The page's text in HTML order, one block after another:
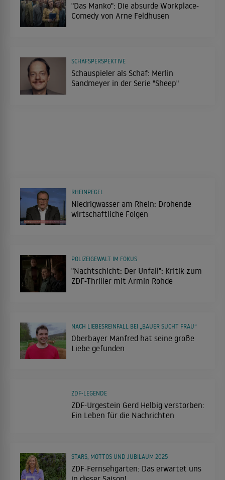
"Das Manko": Die absurde Workplace-
Comedy von Arne Feldhusen
Schauspieler als Schaf: Merlin
Sandmeyer in der Serie "Sheep"
SCHAFSPERSPEKTIVE
Niedrigwasser am Rhein: Drohende
wirtschaftliche Folgen
RHEINPEGEL
"Nachtschicht: Der Unfall": Kritik zum
ZDF-Thriller mit Armin Rohde
POLIZEIGEWALT IM FOKUS
Oberbayer Manfred hat seine große
Liebe gefunden
NACH LIEBESREINFALL BEI „BAUER SUCHT FRAU“
ZDF-Urgestein Gerd Helbig verstorben:
Ein Leben für die Nachrichten
ZDF-LEGENDE
ZDF-Fernsehgarten: Das erwartet uns
STARS, MOTTOS UND JUBILÄUM 2025